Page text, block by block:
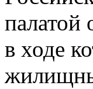
палатой
в ходе